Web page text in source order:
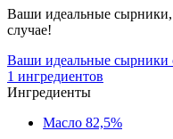
Ваши идеальные
случае!
Ваши идеальные сырники
1 ингредиентов
Ингредиенты
Масло 82,5%